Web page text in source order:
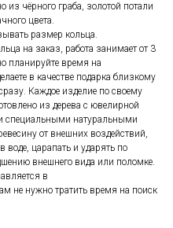
из чёрного граба, золотой потали
цвета.
размер кольца.
на заказ, работа занимает от 3
планируйте время на
в качестве подарка близкому
Каждое изделие по своему
из дерева с ювелирной
специальными натуральными
от внешних воздействий,
воде, царапать и ударять по
внешнего вида или поломке.
в
не нужно тратить время на поиск